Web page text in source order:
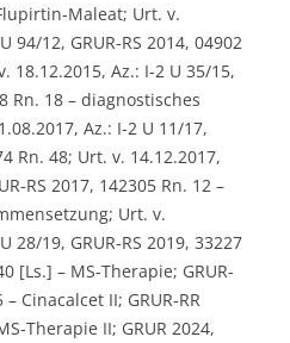
Maleat; Urt. v.
94/12, GRUR-RS 2014, 04902
18.12.2015, Az.: I-2 U 35/15,
Rn. 18 – diagnostisches
Az.: I-2 U 11/17,
Rn. 48; Urt. v. 14.12.2017,
RS 2017, 142305 Rn. 12 –
Urt. v.
28/19, GRUR-RS 2019, 33227
[Ls.] – MS-Therapie; GRUR-
Cinacalcet II; GRUR-RR
Therapie II; GRUR 2024,